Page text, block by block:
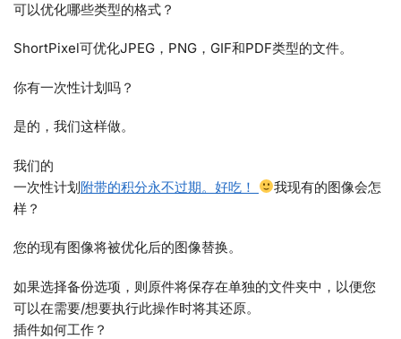
可以优化哪些类型的格式？
ShortPixel可优化JPEG，PNG，GIF和PDF类型的文件。
你有一次性计划吗？
是的，我们这样做。
我们的
一次性计划附带的积分永不过期。好吃！
我现有的图像会怎
样？
您的现有图像将被优化后的图像替换。
如果选择备份选项，则原件将保存在单独的文件夹中，以便您
可以在需要/想要执行此操作时将其还原。
插件如何工作？